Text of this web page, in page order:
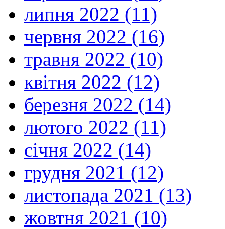
липня 2022 (11)
червня 2022 (16)
травня 2022 (10)
квітня 2022 (12)
березня 2022 (14)
лютого 2022 (11)
січня 2022 (14)
грудня 2021 (12)
листопада 2021 (13)
жовтня 2021 (10)